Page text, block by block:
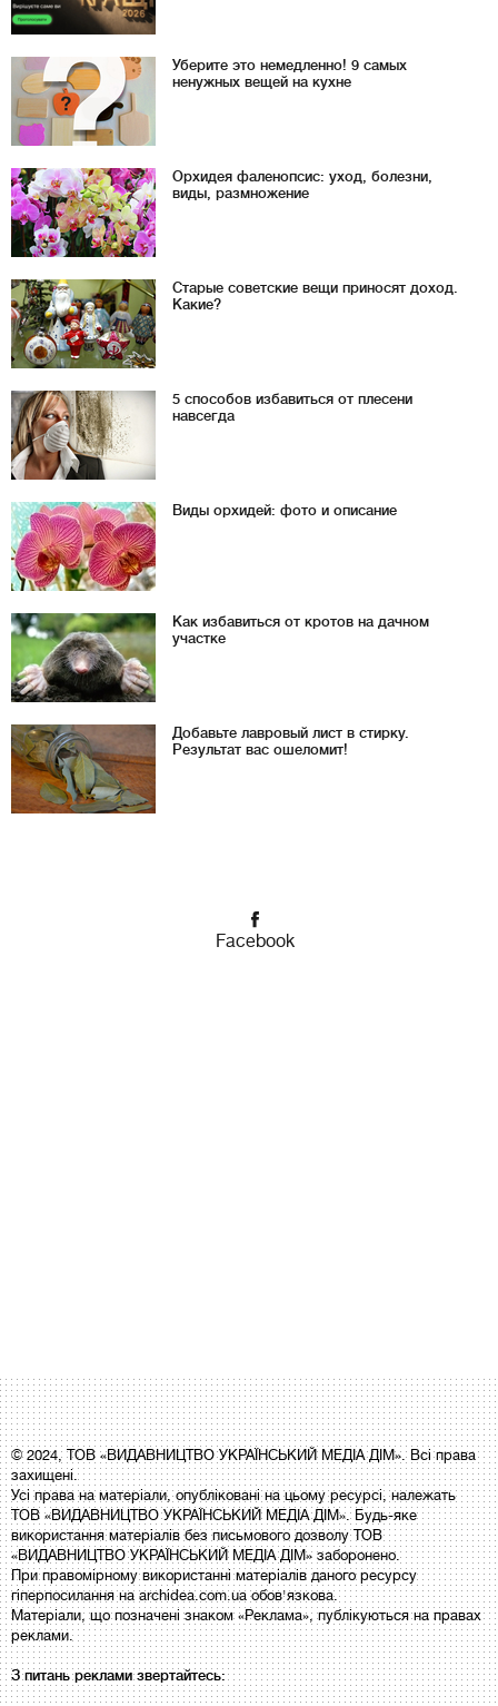
Уберите это немедленно! 9 самых
ненужных вещей на кухне
Орхидея фаленопсис: уход, болезни,
виды, размножение
Старые советские вещи приносят доход.
Какие?
5 способов избавиться от плесени
навсегда
Виды орхидей: фото и описание
Как избавиться от кротов на дачном
участке
Добавьте лавровый лист в стирку.
Результат вас ошеломит!
Facebook
© 2024, ТОВ «ВИДАВНИЦТВО УКРАЇНСЬКИЙ МЕДІА ДІМ». Всі права
захищені.
Усі права на матеріали, опубліковані на цьому ресурсі, належать
ТОВ «ВИДАВНИЦТВО УКРАЇНСЬКИЙ МЕДІА ДІМ». Будь-яке
використання матеріалів без письмового дозволу ТОВ
«ВИДАВНИЦТВО УКРАЇНСЬКИЙ МЕДІА ДІМ» заборонено.
При правомірному використанні матеріалів даного ресурсу
гіперпосилання на archidea.com.ua обов'язкова.
Матеріали, що позначені знаком «Реклама», публікуються на правах
реклами.
З питань реклами звертайтесь: